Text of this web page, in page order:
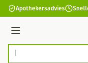
Ga naar de inhoud
Apothekersadvies
Menu
Product, merk,